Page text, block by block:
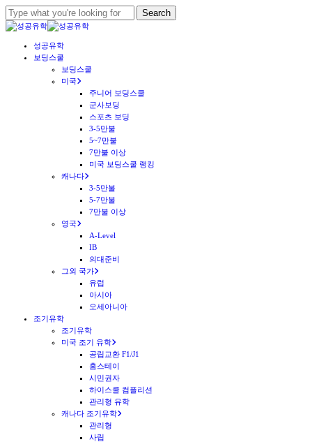
Skip
to
main
content
Search
Close
성공유학
보딩스쿨
보딩스쿨
미국
주니어 보딩스쿨
군사보딩
스포츠 보딩
3-5만불
5~7만불
7만불 이상
미국 보딩스쿨 랭킹
캐나다
3-5만불
5-7만불
7만불 이상
영국
A-Level
IB
의대준비
그외 국가
유럽
아시아
오세아니아
조기유학
조기유학
미국 조기 유학
공립교환 F1/J1
홈스테이
시민권자
하이스쿨 컴플리션
관리형 유학
캐나다 조기유학
관리형
사립